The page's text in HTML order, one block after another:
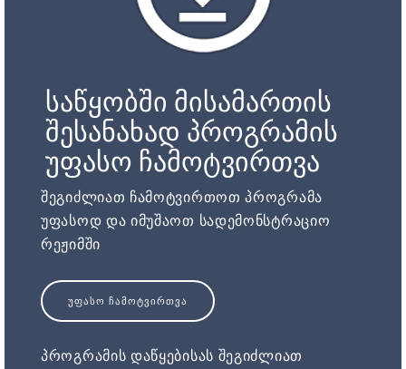
საწყობში მისამართის
შესანახად პროგრამის
უფასო ჩამოტვირთვა
შეგიძლიათ ჩამოტვირთოთ პროგრამა
უფასოდ და იმუშაოთ სადემონსტრაციო
რეჟიმში
ᲣᲤᲐᲡᲝ ᲩᲐᲛᲝᲢᲕᲘᲠᲗᲕᲐ
პროგრამის დაწყებისას შეგიძლიათ